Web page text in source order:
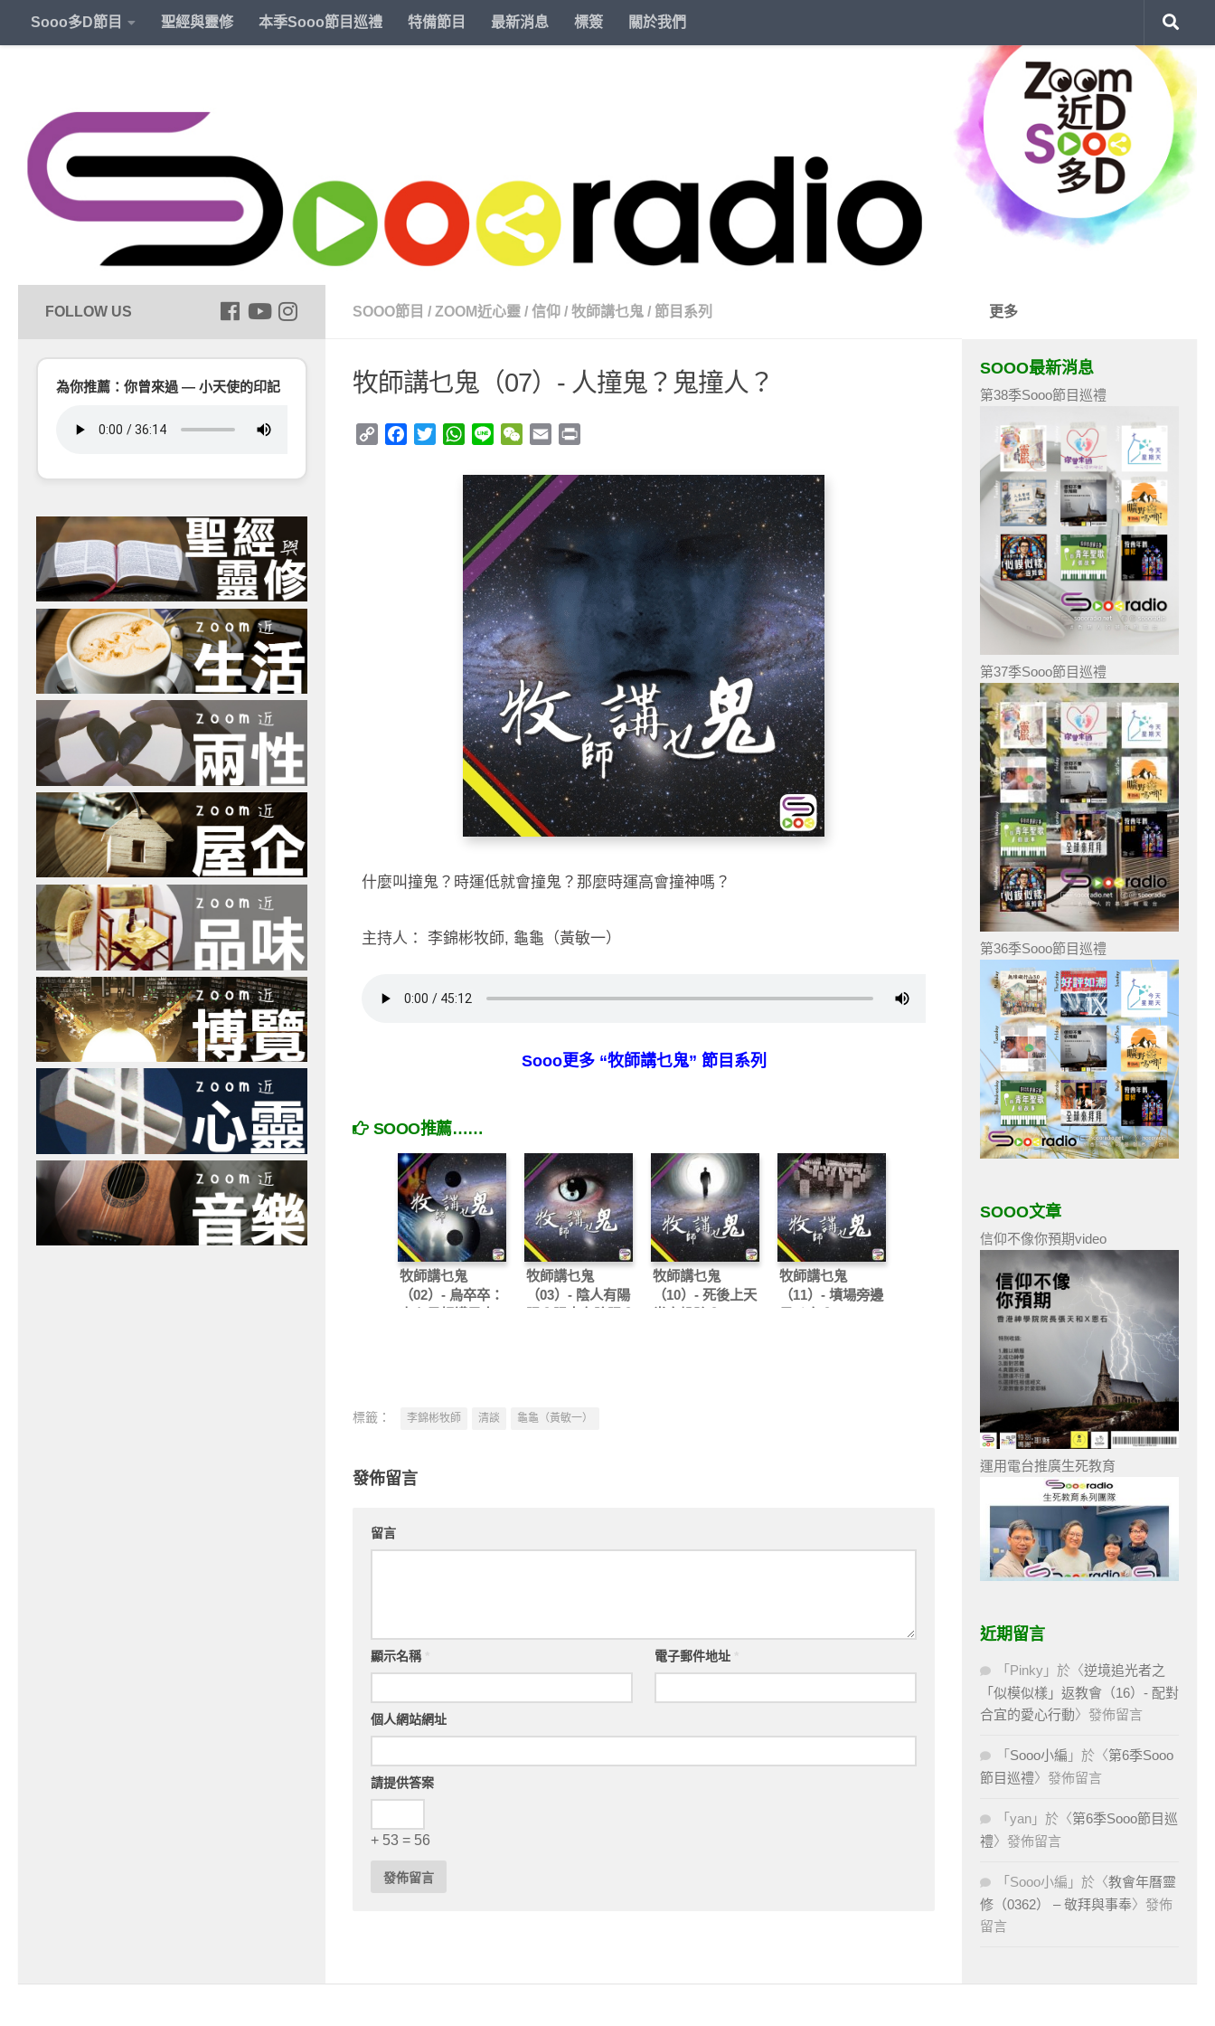
Sooo多D節目 聖經與靈修 本季Sooo節目巡禮 特備節目 最新消息 標簽 關於我們
SOOO節目 / ZOOM近心靈 / 信仰 / 牧師講乜鬼 / 節目系列
牧師講乜鬼（07）- 人撞鬼？鬼撞人？
Copy
Facebook
TwitterWhatsApp
Line WeChat
Email
什麼叫撞鬼？時運低就會撞鬼？那麼時運高會撞神嗎？
主持人： 李錦彬牧師, 龜龜（黃敏一）
Sooo更多 “牧師講乜鬼” 節目系列
SOOO推薦……
牧師講乜鬼
（02）- 烏卒卒：
牧師講乜鬼
（03）- 陰人有陽
牧師講乜鬼
（10）- 死後上天
牧師講乜鬼
（11）- 墳場旁邊
標籤： 李錦彬牧師 清談 龜龜（黃敏一）
發佈留言
留言
顯示名稱 電子郵件地址
個人網站網址
請提供答案
+ 53 = 56
為你推薦：你曾來過 — 小天使的印記
更多
SOOO最新消息
第38季Sooo節目巡禮
第37季Sooo節目巡禮
第36季Sooo節目巡禮
SOOO文章
信仰不像你預期video
運用電台推廣生死教育
近期留言
「 Pinky 」於〈逆境追光者之
「似模似樣」返教會（16）- 配對
合宜的愛心行動〉發佈留言
「 Sooo小編 」於〈第6季Sooo
節目巡禮〉發佈留言
「 yan 」於〈第6季Sooo節目巡
禮〉發佈留言
「 Sooo小編 」於〈教會年曆靈
修（0362） – 敬拜與事奉〉發佈
留言